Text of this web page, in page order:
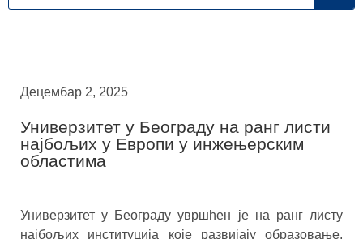
Децембар 2, 2025
Универзитет у Београду на ранг листи
најбољих у Европи у инжењерским
областима
Универзитет у Београду увршћен је на ранг листу
најбољих институција које развијају образовање,